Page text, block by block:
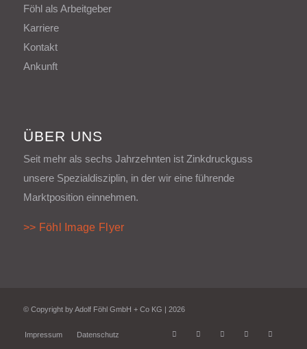
Föhl als Arbeitgeber
Karriere
Kontakt
Ankunft
ÜBER UNS
Seit mehr als sechs Jahrzehnten ist Zinkdruckguss
unsere Spezialdisziplin, in der wir eine führende
Marktposition einnehmen.
>> Föhl Image Flyer
© Copyright by Adolf Föhl GmbH + Co KG | 2026
Impressum Datenschutz